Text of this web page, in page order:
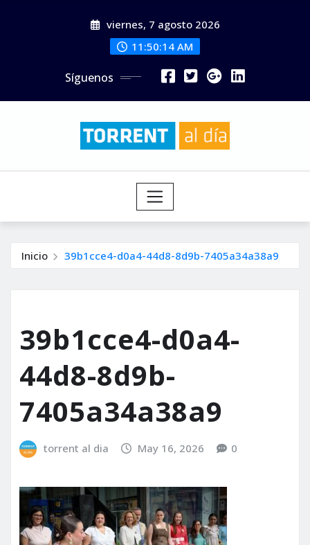
viernes, 7 agosto 2026
11:50:16 AM
Síguenos
Inicio 39b1cce4-d0a4-44d8-8d9b-7405a34a38a9
39b1cce4-d0a4-
44d8-8d9b-
7405a34a38a9
torrent al dia May 16, 2026 0